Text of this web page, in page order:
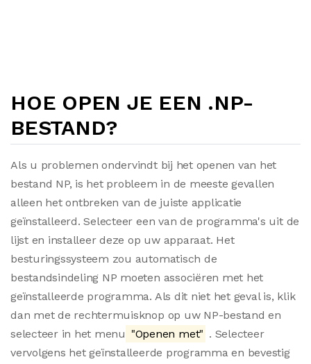
HOE OPEN JE EEN .NP-
BESTAND?
Als u problemen ondervindt bij het openen van het
bestand NP, is het probleem in de meeste gevallen
alleen het ontbreken van de juiste applicatie
geïnstalleerd. Selecteer een van de programma's uit de
lijst en installeer deze op uw apparaat. Het
besturingssysteem zou automatisch de
bestandsindeling NP moeten associëren met het
geïnstalleerde programma. Als dit niet het geval is, klik
dan met de rechtermuisknop op uw NP-bestand en
selecteer in het menu "Openen met" . Selecteer
vervolgens het geïnstalleerde programma en bevestig